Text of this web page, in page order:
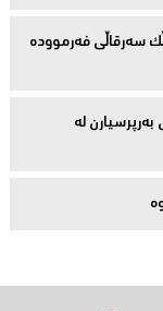
سەرقاڵى فەرموودە
لە